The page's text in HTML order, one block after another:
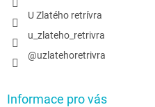
U Zlatého retrívra
u_zlateho_retrivra
@uzlatehoretrivra
Informace pro vás